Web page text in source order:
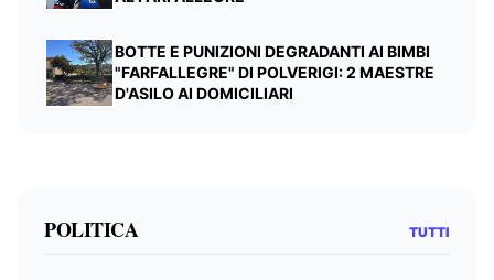
BOTTE E PUNIZIONI DEGRADANTI AI BIMBI
"FARFALLEGRE" DI POLVERIGI: 2 MAESTRE
D'ASILO AI DOMICILIARI
POLITICA TUTTI